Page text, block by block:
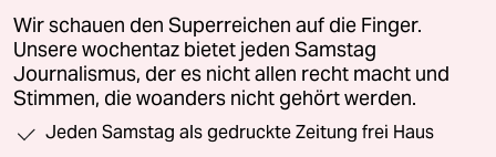
Wir schauen den Superreichen auf die Finger.
Unsere wochentaz bietet jeden Samstag
Journalismus, der es nicht allen recht macht und
Stimmen, die woanders nicht gehört werden.
Jeden Samstag als gedruckte Zeitung frei Haus